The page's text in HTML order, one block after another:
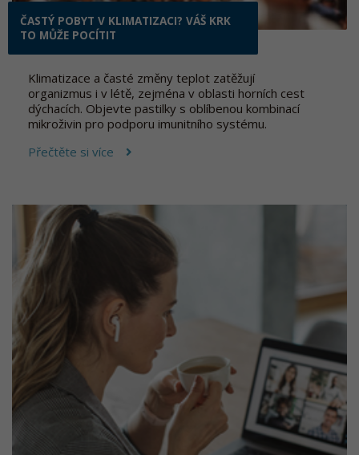
ČASTÝ POBYT V KLIMATIZACI? VÁŠ KRK
TO MŮŽE POCÍTIT
Klimatizace a časté změny teplot zatěžují
organizmus i v létě, zejména v oblasti horních cest
dýchacích. Objevte pastilky s oblíbenou kombinací
mikroživin pro podporu imunitního systému.
Přečtěte si více